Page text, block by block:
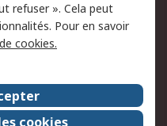
Conditions générales
de vente
A propos de RS
refuser ». Cela peut
Pour en savoir
cookies.
cookies